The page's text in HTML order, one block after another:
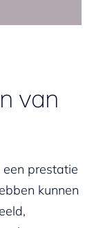
van
prestatie
kunnen